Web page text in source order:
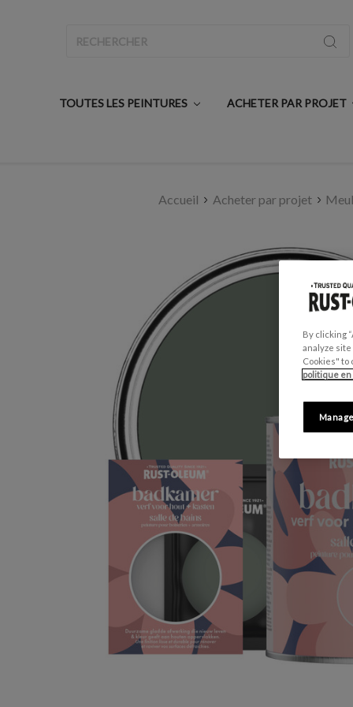
TOUTES LES PEINTURES ACHETER PAR PROJET
Accueil Acheter par projet
By clicking
analyze
Cookies" to
politique